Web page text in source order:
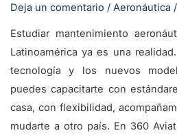
Deja un comentario / Aeronáutica /
Estudiar mantenimiento
Latinoamérica ya es una
tecnología y los nuevos
puedes capacitarte con
casa, con flexibilidad,
mudarte a otro país. En 360